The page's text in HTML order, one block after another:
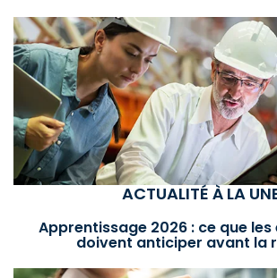
ACTUALITÉ À LA
Apprentissage 2026 : ce que
doivent anticiper avant la